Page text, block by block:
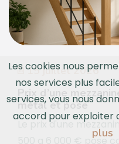
15 juillet 2026
Prix d’une
métal et pose
Le prix d'une
500 a 6 000 € pose
Les cookies nous
nos services plus
services, vous nous
accord pour exploiter
plus